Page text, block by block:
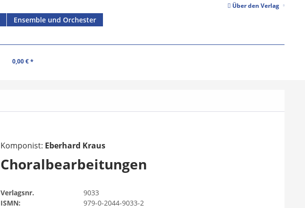
Über den Verlag
Ensemble und Orchester
0,00 € *
Komponist: Eberhard Kraus
Choralbearbeitungen
Verlagsnr.
9033
ISMN:
979-0-2044-9033-2